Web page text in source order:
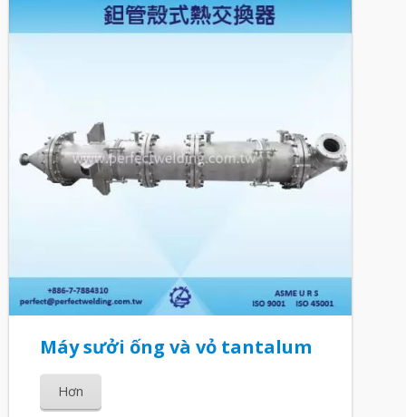
Máy sưởi ống và vỏ tantalum
Hơn